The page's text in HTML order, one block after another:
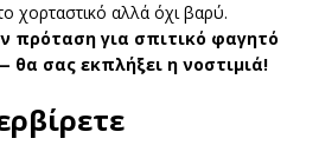
χορταστικό αλλά όχι βαρύ.
πρόταση για σπιτικό φαγητό
θα σας εκπλήξει η νοστιμιά!